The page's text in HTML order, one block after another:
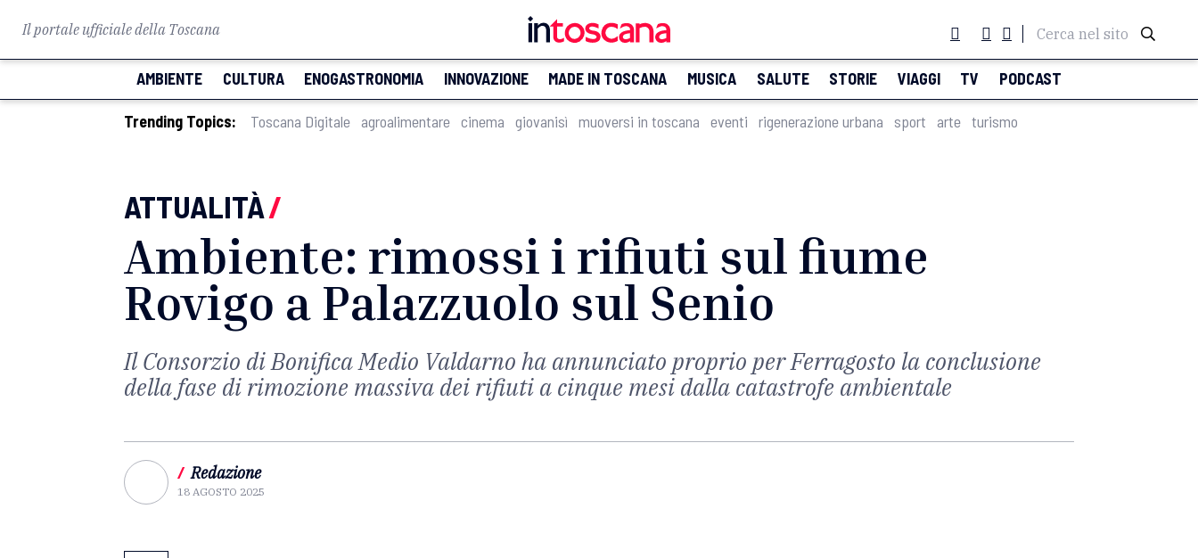
Il portale ufficiale della Toscana Cerca nel sito
AMBIENTE CULTURA ENOGASTRONOMIA INNOVAZIONE MADE IN TOSCANA MUSICA SALUTE STORIE VIAGGI TV PODCAST
Trending Topics: Toscana Digitale agroalimentare cinema giovanisì muoversi in toscana eventi rigenerazione urbana sport arte turismo
ATTUALITÀ/
Ambiente: rimossi i rifiuti sul fiume
Rovigo a Palazzuolo sul Senio
Il Consorzio di Bonifica Medio Valdarno ha annunciato proprio per Ferragosto la conclusione
della fase di rimozione massiva dei rifiuti a cinque mesi dalla catastrofe ambientale
/ Redazione
18 AGOSTO 2025